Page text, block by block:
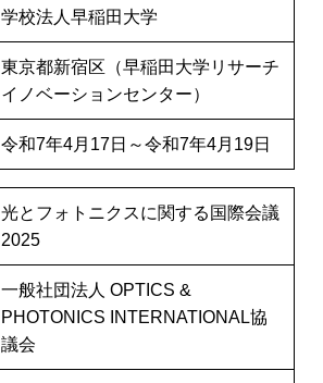
学校法人早稲田大学
東京都新宿区（早稲田大学リサーチ
イノベーションセンター）
令和7年4月17日～令和7年4月19日
光とフォトニクスに関する国際会議
2025
一般社団法人 OPTICS &
PHOTONICS INTERNATIONAL協
議会